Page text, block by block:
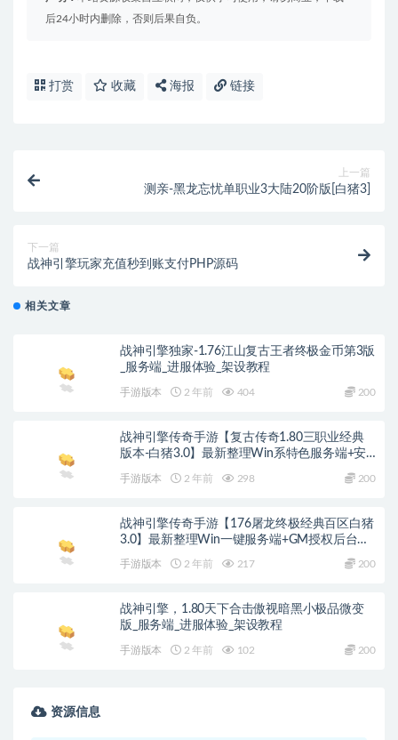
后24小时内删除，否则后果自负。
打赏 收藏 海报 链接
上一篇
测亲-黑龙忘忧单职业3大陆20阶版[白猪3]
下一篇
战神引擎玩家充值秒到账支付PHP源码
相关文章
战神引擎独家-1.76江山复古王者终极金币第3版
_服务端_进服体验_架设教程
手游版本 2 年前 404 200
战神引擎传奇手游【复古传奇1.80三职业经典
版本-白猪3.0】最新整理Win系特色服务端+安
手游版本 2 年前 298 200
战神引擎传奇手游【176屠龙终极经典百区白猪
3.0】最新整理Win一键服务端+GM授权后台
手游版本 2 年前 217 200
战神引擎，1.80天下合击傲视暗黑小极品微变
版_服务端_进服体验_架设教程
手游版本 2 年前 102 200
资源信息